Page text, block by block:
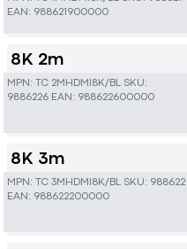
EAN: 988621900000
8K 2m
MPN: TC 2MHDMI8K/BL SKU:
9886226 EAN: 988622600000
8K 3m
MPN: TC 3MHDMI8K/BL SKU: 9886222
EAN: 988622200000